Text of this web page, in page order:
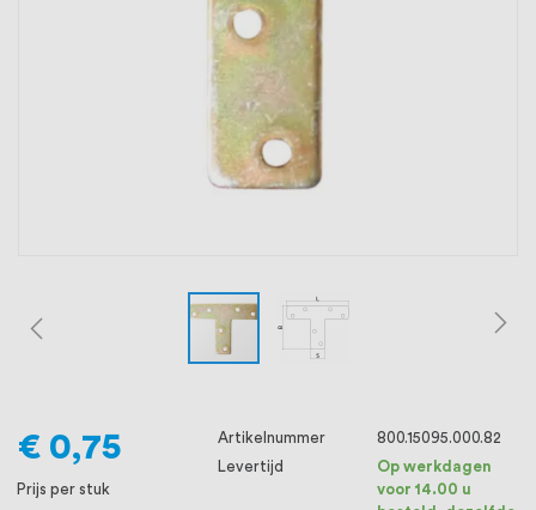
ons voorop, want we geloven dat een
goede relatie met onze klanten het
€ 0,75
Prijs per stuk
Artikelnummer
800.15095.000.82
Levertijd
Op werkdagen
voor 14.00 u